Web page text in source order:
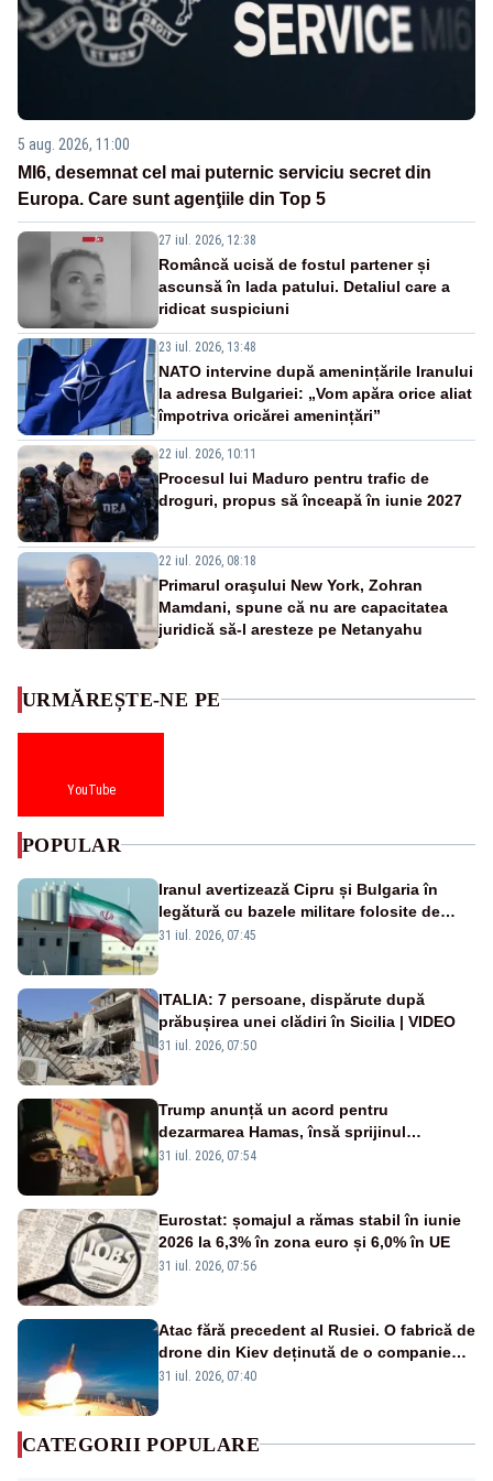
5 aug. 2026, 11:00
MI6, desemnat cel mai puternic serviciu secret din
Europa. Care sunt agenţiile din Top 5
27 iul. 2026, 12:38
Româncă ucisă de fostul partener și
ascunsă în lada patului. Detaliul care a
ridicat suspiciuni
23 iul. 2026, 13:48
NATO intervine după amenințările Iranului
la adresa Bulgariei: „Vom apăra orice aliat
împotriva oricărei amenințări”
22 iul. 2026, 10:11
Procesul lui Maduro pentru trafic de
droguri, propus să înceapă în iunie 2027
22 iul. 2026, 08:18
Primarul oraşului New York, Zohran
Mamdani, spune că nu are capacitatea
juridică să-l aresteze pe Netanyahu
URMĂREȘTE-NE PE
YouTube
POPULAR
Iranul avertizează Cipru și Bulgaria în
legătură cu bazele militare folosite de
SUA
31 iul. 2026, 07:45
ITALIA: 7 persoane, dispărute după
prăbușirea unei clădiri în Sicilia | VIDEO
31 iul. 2026, 07:50
Trump anunță un acord pentru
dezarmarea Hamas, însă sprijinul
Israelului rămâne incert
31 iul. 2026, 07:54
Eurostat: șomajul a rămas stabil în iunie
2026 la 6,3% în zona euro și 6,0% în UE
31 iul. 2026, 07:56
Atac fără precedent al Rusiei. O fabrică de
drone din Kiev deținută de o companie
americană, distrusă de o rachetă
31 iul. 2026, 07:40
CATEGORII POPULARE